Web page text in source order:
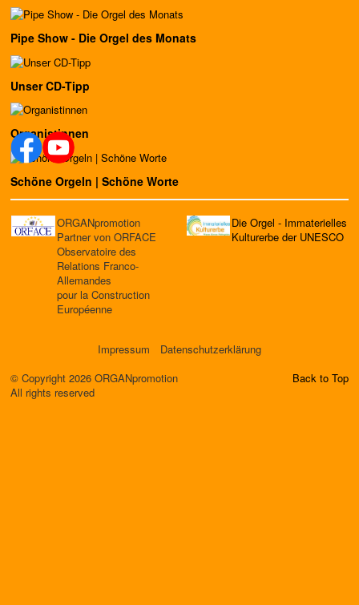
Pipe Show - Die Orgel des Monats
Unser CD-Tipp
Organistinnen
Schöne Orgeln | Schöne Worte
ORGANpromotion
Partner von ORFACE
Observatoire des
Relations Franco-
Allemandes
pour la Construction
Européenne
Die Orgel - Immaterielles
Kulturerbe der UNESCO
Impressum
Datenschutzerklärung
© Copyright 2026 ORGANpromotion
All rights reserved
Back to Top